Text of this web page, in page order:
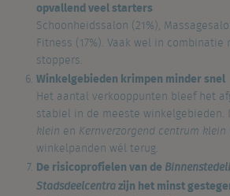
opvallend veel starters
Schoonheidssalon (21%),
Fitness (17%). Vaak wel in
stoppers.
Winkelgebieden krimpen minder snel
Het aantal verkooppunten bleef het
stabiel in de meeste winkelgebieden.
klein en Kernverzorgend centrum klein
winkelpanden wél terug.
De risicoprofielen van de
Stadsdeelcentrazijn het minst